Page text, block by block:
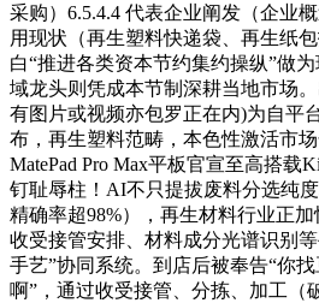
采购）6.5.4.4 代表企业阐发（企业
用现状（再生塑料快递袋、再生纸
白“推进各类资本节约集约操纵”做
域龙头则凭成本节制深耕当地市场
有图片或视频亦包罗正在内)为自平
布，再生塑料范畴，本色性激活市
MatePad Pro Max平板官宣至高搭载
钉耻辱柱！AI不只提拔废料分选纯
精确率超98%），再生材料行业正
收受接管安排、材料成分光谱识别
手艺”协同系统。到店后被奉告“你
啊”，通过收受接管、分拣、加工（